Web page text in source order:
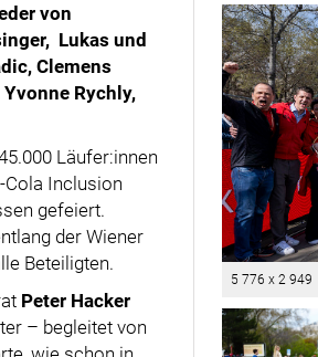
von
Lukas und
Clemens
Rychly,
Läufer:innen
Cola Inclusion
gefeiert.
der Wiener
Beteiligten.
Peter Hacker
– begleitet von
5 776 x 2 949